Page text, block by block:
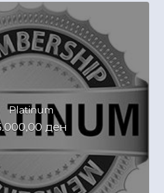
Platinum
ден